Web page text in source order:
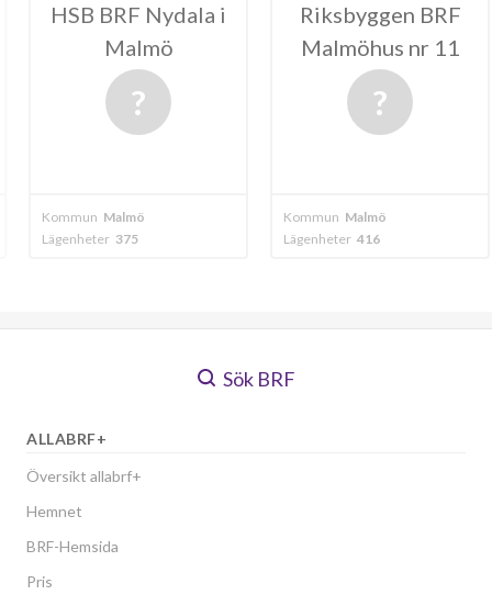
Nydala i
Riksbyggen BRF
Malmöhus nr 11
HSB
Sök BRF
ALLABRF+
Översikt allabrf+
Hemnet
BRF-Hemsida
Pris